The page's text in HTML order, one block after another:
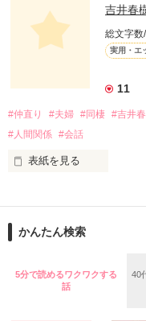
にて、山川恵里佳さん
紹介する人気コーナー。
毎週番組への問い合わ
この話題のレシピを山
いつもの一品として気
簡単便利なアイデアが満
ご主人・おさるさんの感
参考にもぜひどうぞ！
吉井春
総文字
実用・エ
11
#仲直り #夫婦 #同棲 #吉井
#人間関係 #会話
表紙を見る
コピーライターとして
の女性読者の共感を呼ん
この作品は吉井さん直
かんたん検索
5分で読めるワクワクする
話
40